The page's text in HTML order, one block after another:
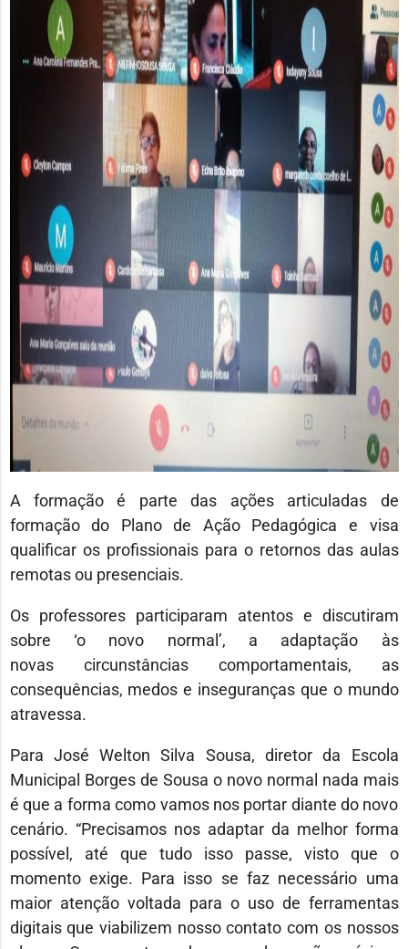
A formação é parte das ações articuladas de
formação do Plano de Ação Pedagógica e visa
qualificar os profissionais para o retornos das aulas
remotas ou presenciais.
Os professores participaram atentos e discutiram
sobre ‘o novo normal’, a adaptação às
novas circunstâncias comportamentais, as
consequências, medos e inseguranças que o mundo
atravessa.
Para José Welton Silva Sousa, diretor da Escola
Municipal Borges de Sousa o novo normal nada mais
é que a forma como vamos nos portar diante do novo
cenário. “Precisamos nos adaptar da melhor forma
possível, até que tudo isso passe, visto que o
momento exige. Para isso se faz necessário uma
maior atenção voltada para o uso de ferramentas
digitais que viabilizem nosso contato com os nossos